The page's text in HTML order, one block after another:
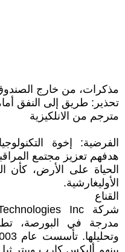
مذكرات، من خارج
تحذير: طريق إلى النفق
مترجم من الانلكيزية
الفرضية: إخوة
هدفهم تعزيز مجتمع
الحياة على الأرض، كأن
الأوليغارشية.
القناع
مدرجة في البورصة،